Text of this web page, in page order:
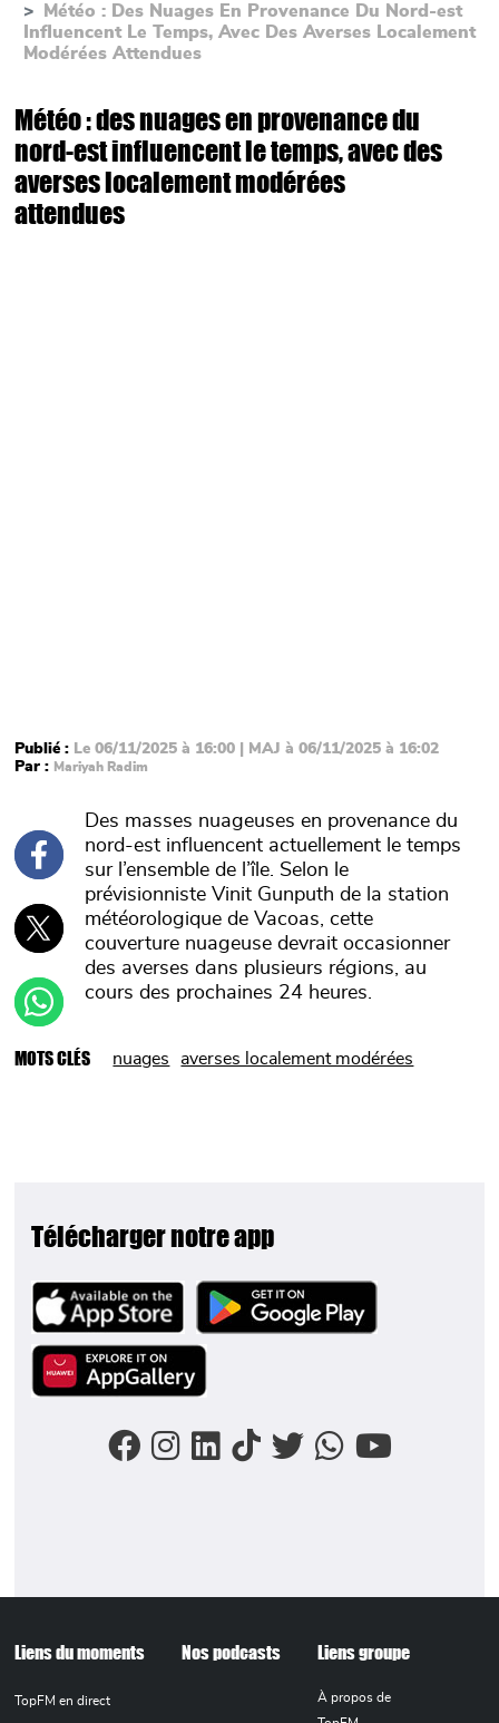
Météo : Des Nuages En Provenance Du Nord-est
Influencent Le Temps, Avec Des Averses Localement
Modérées Attendues
Météo : des nuages en provenance du
nord-est influencent le temps, avec des
averses localement modérées
attendues
Publié : Le 06/11/2025 à 16:00 | MAJ à 06/11/2025 à 16:02
Par : Mariyah Radim
Des masses nuageuses en provenance du
nord-est influencent actuellement le temps
sur l’ensemble de l’île. Selon le
prévisionniste Vinit Gunputh de la station
météorologique de Vacoas, cette
couverture nuageuse devrait occasionner
des averses dans plusieurs régions, au
cours des prochaines 24 heures.
MOTS CLÉS nuages averses localement modérées
Télécharger notre app
Image Image
Image
Liens du moments
TopFM en direct
Nos podcasts Liens groupe
À propos de